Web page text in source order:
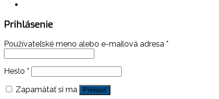
Prihlásenie
Používateľské meno alebo e-mailová adresa *
Heslo *
Zapamätať si ma
Prihlásiť